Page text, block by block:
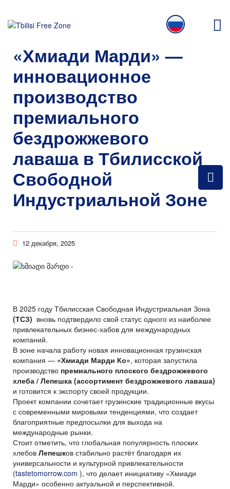
«Хмиади Марди» —
инновационное
производство
премиального
бездрожжевого
лаваша в Тбилисской
Свободной
Индустриальной Зоне
12 декабря, 2025
В 2025 году Тбилисская Свободная Индустриальная Зона
(ТСЗ) вновь подтвердило свой статус одного из наиболее
привлекательных бизнес-хабов для международных
компаний.
В зоне начала работу новая инновационная грузинская
компания — «Хмиади Марди Ко», которая запустила
производство премиального плоского бездрожжевого
хлеба / Лепешка (ассортимент бездрожжевого лаваша)
и готовится к экспорту своей продукции.
Проект компании сочетает грузинские традиционные вкусы
с современными мировыми тенденциями, что создает
благоприятные предпосылки для выхода на
международные рынки.
Стоит отметить, что глобальная популярность плоских
хлебов Лепешков стабильно растёт благодаря их
универсальности и культурной привлекательности
(tastetomorrow.com ), что делает инициативу «Хмиади
Марди» особенно актуальной и перспективной.